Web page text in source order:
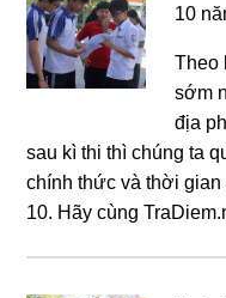
10
Theo
sớm
địa
sau kì thi thì chúng ta
chính thức và thời
10. Hãy cùng